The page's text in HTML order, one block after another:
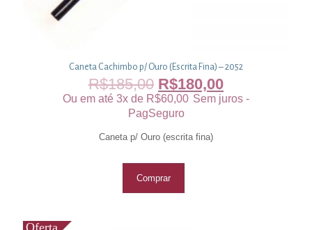
Caneta Cachimbo p/ Ouro (Escrita Fina) – 2052
R$185,00 R$180,00
Ou em até 3x de R$60,00 Sem juros -
PagSeguro
Caneta p/ Ouro (escrita fina)
Comprar